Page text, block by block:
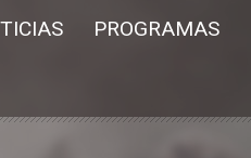
PROGRAMAS